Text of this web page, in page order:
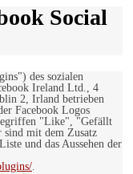
Social
des sozialen
Ireland Ltd., 4
2, Irland betrieben
Facebook Logos
"Like", "Gefällt
sind mit dem Zusatz
und das Aussehen der
.